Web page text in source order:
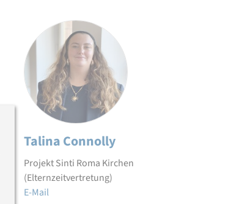
Talina Connolly
Projekt Sinti Roma Kirchen
(Elternzeitvertretung)
E-Mail